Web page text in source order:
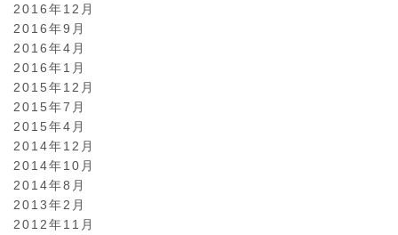
2016年12月
2016年9月
2016年4月
2016年1月
2015年12月
2015年7月
2015年4月
2014年12月
2014年10月
2014年8月
2013年2月
2012年11月